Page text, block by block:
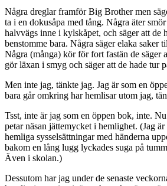
Några dreglar framför Big Brother men
ta i en dokusåpa med tång. Några äter
halvvägs inne i kylskåpet, och säger att de
benstomme bara. Några säger elaka saker
Några (många) kör för fort fastän de säger
gör läxan i smyg och säger att de hade tur
Men inte jag, tänkte jag. Jag är som en
bara går omkring har hemlisar utom jag,
Tsst, inte är jag som en öppen bok, inte.
petar näsan jättemycket i hemlighet. (Jag
hemliga sysselsättningar med händerna
bakom en lång lugg lyckades suga på
Även i skolan.)
Dessutom har jag under de senaste